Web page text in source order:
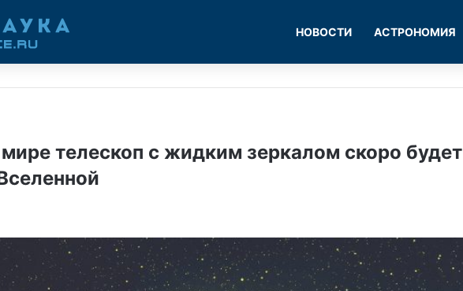
НОВОСТИ АСТРОНОМИЯ
телескоп с жидким зеркалом скоро будет